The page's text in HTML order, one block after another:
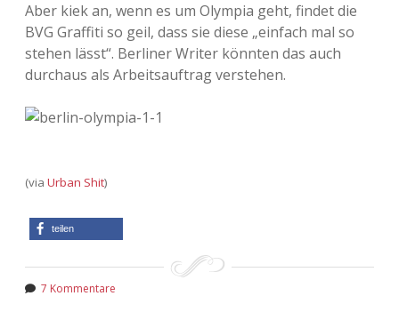
Aber kiek an, wenn es um Olympia geht, findet die
BVG Graffiti so geil, dass sie diese „einfach mal so
stehen lässt“. Berliner Writer könnten das auch
durchaus als Arbeitsauftrag verstehen.
(via Urban Shit)
teilen
7 Kommentare